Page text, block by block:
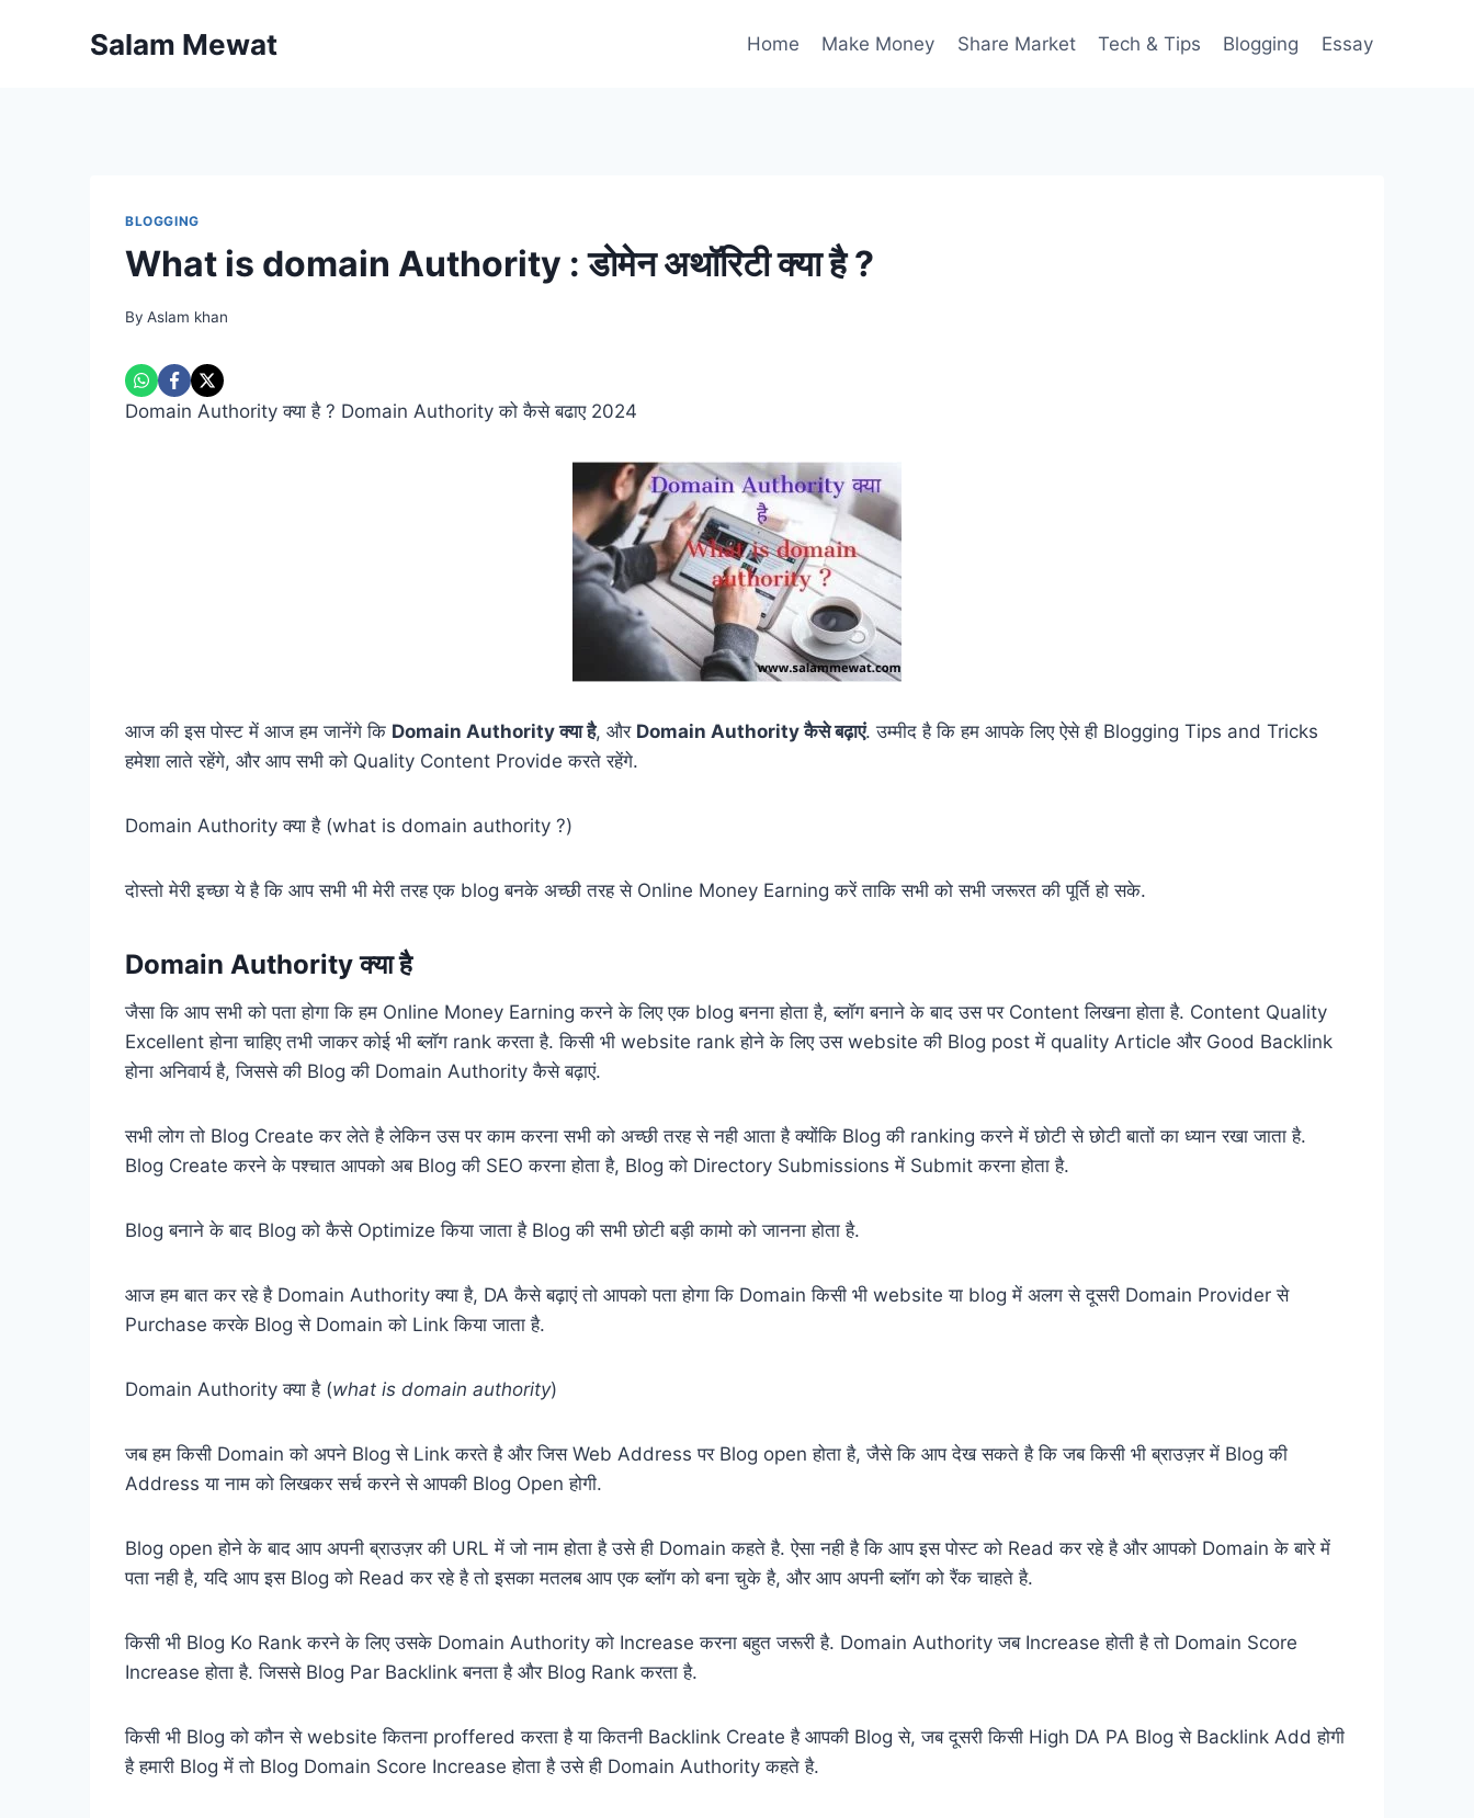
Salam Mewat Home Make Money Share Market Tech & Tips Blogging Essay
BLOGGING
What is domain Authority : डोमेन अथॉरिटी क्या है ?
By Aslam khan
Domain Authority क्या है ? Domain Authority को कैसे बढाए 2024
आज की इस पोस्ट में आज हम जानेंगे कि Domain Authority क्या है, और Domain Authority कैसे बढ़ाएं. उम्मीद है कि हम आपके लिए ऐसे ही Blogging Tips and Tricks
हमेशा लाते रहेंगे, और आप सभी को Quality Content Provide करते रहेंगे.
Domain Authority क्या है (what is domain authority ?)
दोस्तो मेरी इच्छा ये है कि आप सभी भी मेरी तरह एक blog बनके अच्छी तरह से Online Money Earning करें ताकि सभी को सभी जरूरत की पूर्ति हो सके.
Domain Authority क्या है
जैसा कि आप सभी को पता होगा कि हम Online Money Earning करने के लिए एक blog बनना होता है, ब्लॉग बनाने के बाद उस पर Content लिखना होता है. Content Quality
Excellent होना चाहिए तभी जाकर कोई भी ब्लॉग rank करता है. किसी भी website rank होने के लिए उस website की Blog post में quality Article और Good Backlink
होना अनिवार्य है, जिससे की Blog की Domain Authority कैसे बढ़ाएं.
सभी लोग तो Blog Create कर लेते है लेकिन उस पर काम करना सभी को अच्छी तरह से नही आता है क्योंकि Blog की ranking करने में छोटी से छोटी बातों का ध्यान रखा जाता है.
Blog Create करने के पश्चात आपको अब Blog की SEO करना होता है, Blog को Directory Submissions में Submit करना होता है.
Blog बनाने के बाद Blog को कैसे Optimize किया जाता है Blog की सभी छोटी बड़ी कामो को जानना होता है.
आज हम बात कर रहे है Domain Authority क्या है, DA कैसे बढ़ाएं तो आपको पता होगा कि Domain किसी भी website या blog में अलग से दूसरी Domain Provider से
Purchase करके Blog से Domain को Link किया जाता है.
Domain Authority क्या है (what is domain authority)
जब हम किसी Domain को अपने Blog से Link करते है और जिस Web Address पर Blog open होता है, जैसे कि आप देख सकते है कि जब किसी भी ब्राउज़र में Blog की
Address या नाम को लिखकर सर्च करने से आपकी Blog Open होगी.
Blog open होने के बाद आप अपनी ब्राउज़र की URL में जो नाम होता है उसे ही Domain कहते है. ऐसा नही है कि आप इस पोस्ट को Read कर रहे है और आपको Domain के बारे में
पता नही है, यदि आप इस Blog को Read कर रहे है तो इसका मतलब आप एक ब्लॉग को बना चुके है, और आप अपनी ब्लॉग को रैंक चाहते है.
किसी भी Blog Ko Rank करने के लिए उसके Domain Authority को Increase करना बहुत जरूरी है. Domain Authority जब Increase होती है तो Domain Score
Increase होता है. जिससे Blog Par Backlink बनता है और Blog Rank करता है.
किसी भी Blog को कौन से website कितना proffered करता है या कितनी Backlink Create है आपकी Blog से, जब दूसरी किसी High DA PA Blog से Backlink Add होगी
है हमारी Blog में तो Blog Domain Score Increase होता है उसे ही Domain Authority कहते है.